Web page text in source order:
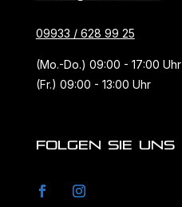
09933 / 628 99 25
(Mo.-Do.) 09:00 - 17:00 Uhr
(Fr.) 09:00 - 13:00 Uhr
FOLGEN SIE UNS